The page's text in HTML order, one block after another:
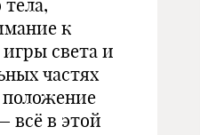
тела,
к
света и
частях
всё в этой